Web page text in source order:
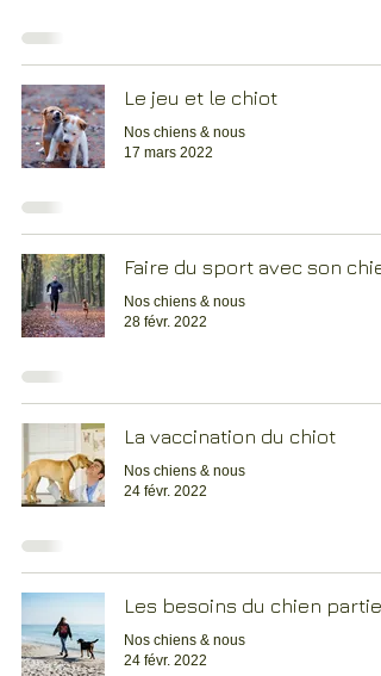
Le jeu et le chiot
Nos chiens & nous
17 mars 2022
Faire du sport avec son
Nos chiens & nous
28 févr. 2022
La vaccination du chiot
Nos chiens & nous
24 févr. 2022
Les besoins du chien partie 1
Nos chiens & nous
24 févr. 2022